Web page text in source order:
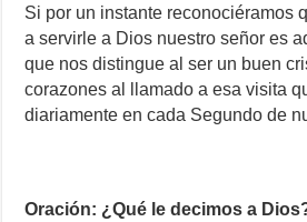
Si por un instante reconociéramos
a servirle a Dios nuestro señor es
que nos distingue al ser un buen
corazones al llamado a esa visita
diariamente en cada Segundo de
Oración: ¿Qué le decimos a